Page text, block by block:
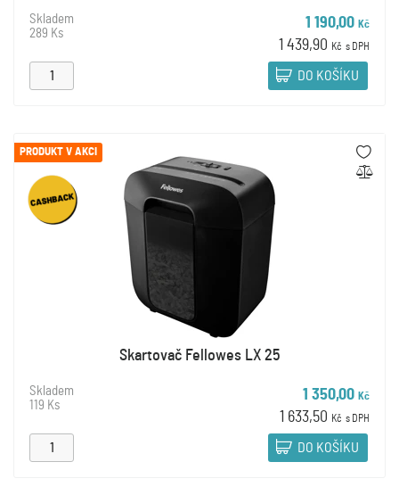
Skladem
289 Ks
1 190,00 Kč
1 439,90 Kč s DPH
DO KOŠÍKU
PRODUKT V AKCI
Skartovač Fellowes LX 25
Skladem
119 Ks
1 350,00 Kč
1 633,50 Kč s DPH
DO KOŠÍKU